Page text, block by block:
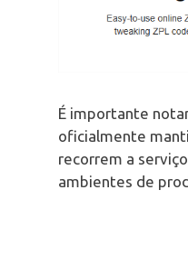
É importante
oficialmente
recorrem a
ambientes de